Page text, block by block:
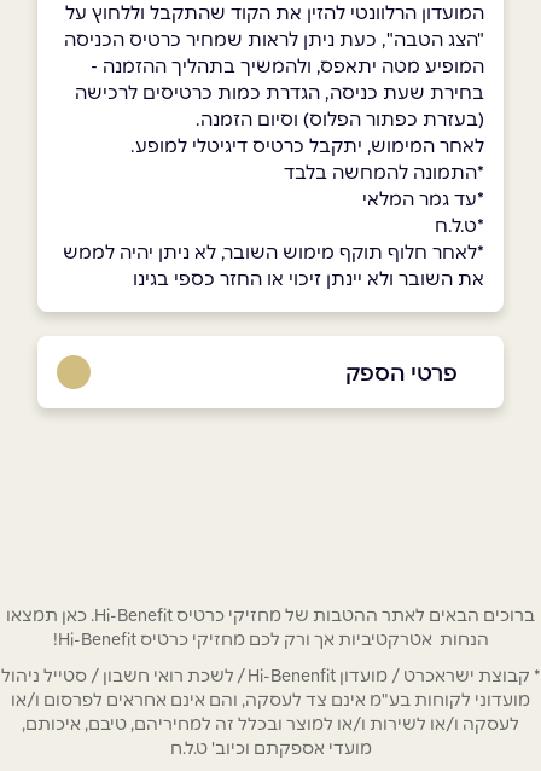
המועדון הרלוונטי להזין את הקוד שהתקבל וללחוץ על
"הצג הטבה", כעת ניתן לראות שמחיר כרטיס הכניסה
המופיע מטה יתאפס, ולהמשיך בתהליך ההזמנה -
בחירת שעת כניסה, הגדרת כמות כרטיסים לרכישה
(בעזרת כפתור הפלוס) וסיום הזמנה.
לאחר המימוש, יתקבל כרטיס דיגיטלי למופע.
*התמונה להמחשה בלבד
*עד גמר המלאי
*ט.ל.ח
*לאחר חלוף תוקף מימוש השובר, לא ניתן יהיה לממש
את השובר ולא יינתן זיכוי או החזר כספי בגינו
פרטי הספק
שם מלא*
טלפון *
ברוכים הבאים לאתר ההטבות של מחזיקי כרטיס Hi-Benefit. כאן תמצאו
הנחות אטרקטיביות אך ורק לכם מחזיקי כרטיס Hi-Benefit!
* קבוצת ישראכרט / מועדון Hi-Benenfit / לשכת רואי חשבון / סטייל ניהול
מועדוני לקוחות בע"מ אינם צד לעסקה, והם אינם אחראים לפרסום ו/או
לעסקה ו/או לשירות ו/או למוצר ובכלל זה למחיריהם, טיבם, איכותם,
מועדי אספקתם וכיוב' ט.ל.ח